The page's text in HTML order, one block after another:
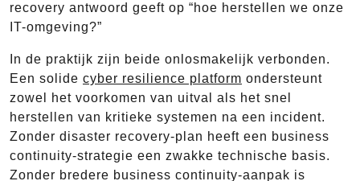
recovery antwoord geeft op “hoe herstellen we onze
IT-omgeving?”
In de praktijk zijn beide onlosmakelijk verbonden.
Een solide cyber resilience platform ondersteunt
zowel het voorkomen van uitval als het snel
herstellen van kritieke systemen na een incident.
Zonder disaster recovery-plan heeft een business
continuity-strategie een zwakke technische basis.
Zonder bredere business continuity-aanpak is